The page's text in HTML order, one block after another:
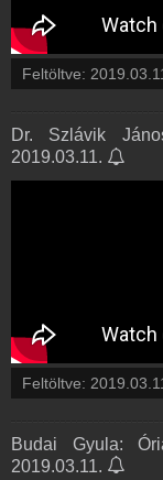
Feltöltve:
Dr. Szlávik
2019.03.11.
Feltöltve:
Budai Gyula:
2019.03.11.